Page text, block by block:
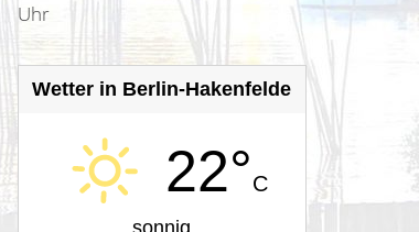
Uhr
Wetter in Berlin-Hakenfelde
22°C
sonnig